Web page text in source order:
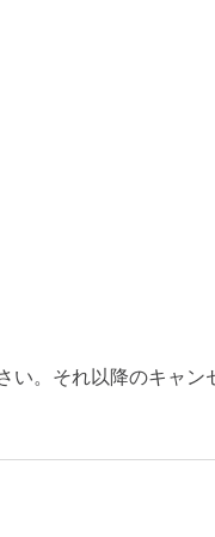
い。それ以降のキャン